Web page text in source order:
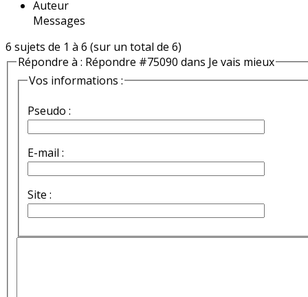
Auteur
Messages
6 sujets de 1 à 6 (sur un total de 6)
Répondre à : Répondre #75090 dans Je vais mieux
Vos informations :
Pseudo :
E-mail :
Site :